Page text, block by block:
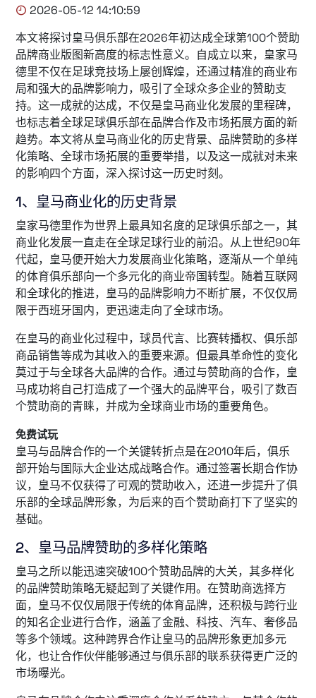
2026-05-12 14:10:59
本文将探讨皇马俱乐部在2026年初达成全球第100个赞助
品牌商业版图新高度的标志性意义。自成立以来，皇家马
德里不仅在足球竞技场上屡创辉煌，还通过精准的商业布
局和强大的品牌影响力，吸引了全球众多企业的赞助支
持。这一成就的达成，不仅是皇马商业化发展的里程碑，
也标志着全球足球俱乐部在品牌合作及市场拓展方面的新
趋势。本文将从皇马商业化的历史背景、品牌赞助的多样
化策略、全球市场拓展的重要举措，以及这一成就对未来
的影响四个方面，深入探讨这一历史时刻。
1、皇马商业化的历史背景
皇家马德里作为世界上最具知名度的足球俱乐部之一，其
商业化发展一直走在全球足球行业的前沿。从上世纪90年
代起，皇马便开始大力发展商业化策略，逐渐从一个单纯
的体育俱乐部向一个多元化的商业帝国转型。随着互联网
和全球化的推进，皇马的品牌影响力不断扩展，不仅仅局
限于西班牙国内，更迅速走向了全球市场。
在皇马的商业化过程中，球员代言、比赛转播权、俱乐部
商品销售等成为其收入的重要来源。但最具革命性的变化
莫过于与全球各大品牌的合作。通过与赞助商的合作，皇
马成功将自己打造成了一个强大的品牌平台，吸引了数百
个赞助商的青睐，并成为全球商业市场的重要角色。
免费试玩
皇马与品牌合作的一个关键转折点是在2010年后，俱乐
部开始与国际大企业达成战略合作。通过签署长期合作协
议，皇马不仅获得了可观的赞助收入，还进一步提升了俱
乐部的全球品牌形象，为后来的百个赞助商打下了坚实的
基础。
2、皇马品牌赞助的多样化策略
皇马之所以能迅速突破100个赞助品牌的大关，其多样化
的品牌赞助策略无疑起到了关键作用。在赞助商选择方
面，皇马不仅仅局限于传统的体育品牌，还积极与跨行业
的知名企业进行合作，涵盖了金融、科技、汽车、奢侈品
等多个领域。这种跨界合作让皇马的品牌形象更加多元
化，也让合作伙伴能够通过与俱乐部的联系获得更广泛的
市场曝光。